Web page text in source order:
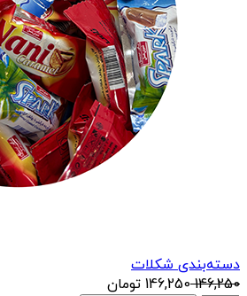
دسته‌بندی شکلات
146,250
146,250 تومان